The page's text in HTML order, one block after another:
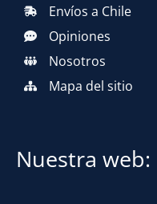
Envíos a Chile
Opiniones
Nosotros
Mapa del sitio
Nuestra web: